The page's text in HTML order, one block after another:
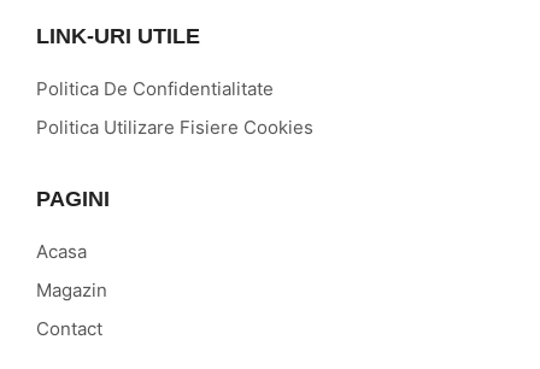
LINK-URI UTILE
Politica De Confidentialitate
Politica Utilizare Fisiere Cookies
PAGINI
Acasa
Magazin
Contact